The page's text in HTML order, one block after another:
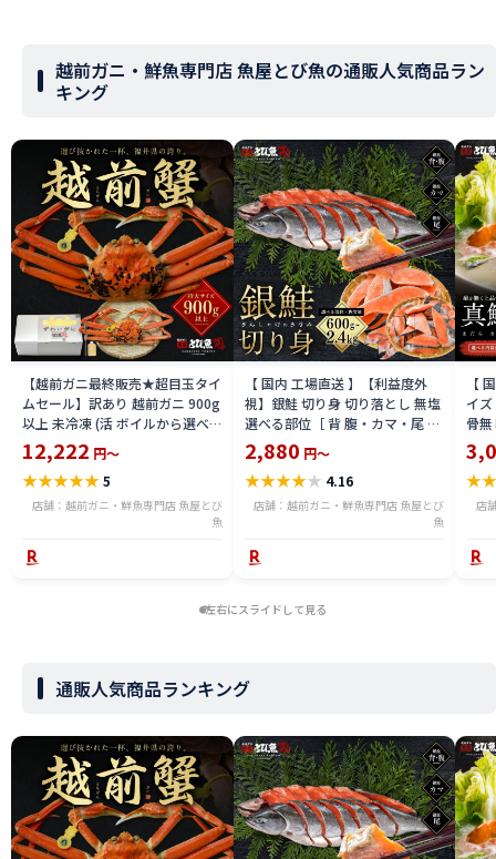
越前ガニ・鮮魚専門店 魚屋とび魚の通販人気商品ラン
キング
【越前ガニ最終販売★超目玉タイ
ムセール】訳あり 越前ガニ 900g
以上 未冷凍 (活 ボイルから選べ
る) 福井県産 国産 産地直送 脚折
れ 訳ありカニ 越前がに ズワイガ
ニ 越前 かに 送料無料 etz-900w
12,222 円～
★★★★★5
店舗：越前ガニ・鮮魚専門店 魚屋とび
魚
【 国内 工場直送 】【利益度外
視】銀鮭 切り身 切り落とし 無塩
選べる部位［ 背 腹・カマ・尾 ］
600g〜2.4kg 骨取り・骨無し 骨
あり 切り落とし 骨取り・骨無し
切身 ses2301-12ka
2,880 円～
★★★★★ 4.16
店舗：越前ガニ・鮮魚専門店 魚屋とび
魚
【
イ
骨
(真
ライ
★
店
左右にスライドして見る
通販人気商品ランキング